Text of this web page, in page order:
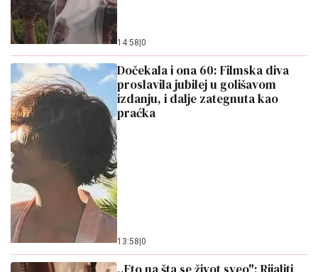
14:58 0
Dočekala i ona 60: Filmska diva
proslavila jubilej u golišavom
izdanju, i dalje zategnuta kao
praćka
13:58 0